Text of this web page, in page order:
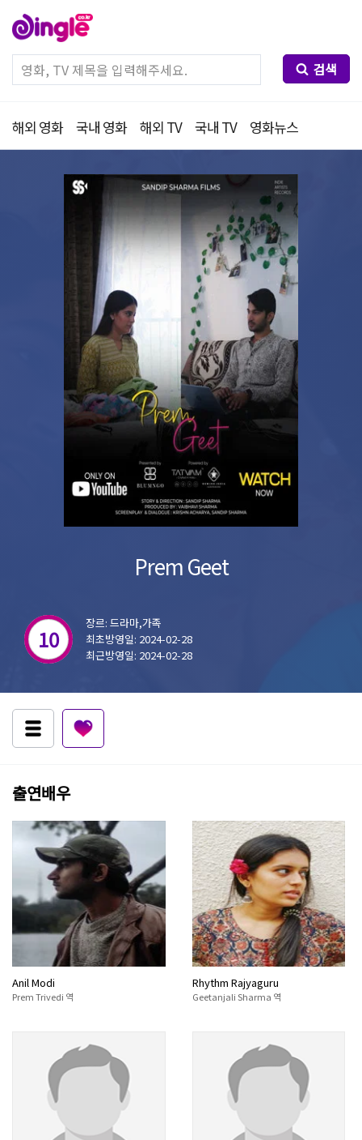
검색
해외 영화 국내 영화 해외 TV 국내 TV 영화뉴스
Prem Geet
10
장르: 드라마,가족
최초방영일: 2024-02-28
최근방영일: 2024-02-28
출연배우
Anil Modi
Prem Trivedi 역
Rhythm Rajyaguru
Geetanjali Sharma 역